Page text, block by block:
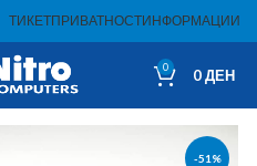
ТИКЕТПРИВАТНОСТИНФОРМАЦИИ
0 0ДЕН
-51%